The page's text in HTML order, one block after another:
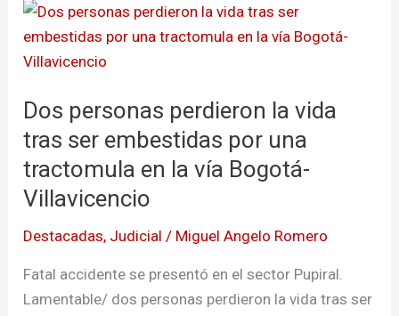
Dos personas perdieron la vida
tras ser embestidas por una
tractomula en la vía Bogotá-
Villavicencio
Destacadas, Judicial / Miguel Angelo Romero
Fatal accidente se presentó en el sector Pupiral.
Lamentable/ dos personas perdieron la vida tras ser
Dos
personas
perdieron
vida
tras
ser
por
una
en
la